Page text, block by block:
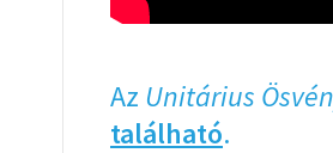
Az Unitárius
található.